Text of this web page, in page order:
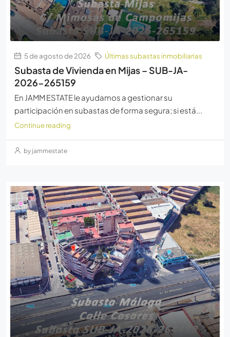
5 de agosto de 2026 Últimas subastas inmobiliarias
Subasta de Vivienda en Mijas – SUB-JA-
2026-265159
En JAMM ESTATE le ayudamos a gestionar su
participación en subastas de forma segura; si está...
Continue reading
by jammestate